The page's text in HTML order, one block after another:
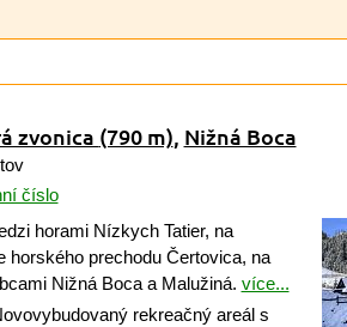
zvonica (790 m), Nižná Boca
číslo
horami Nízkych Tatier, na
horského prechodu Čertovica, na
Nižná Boca a Malužiná. více...
rekreačný areál s